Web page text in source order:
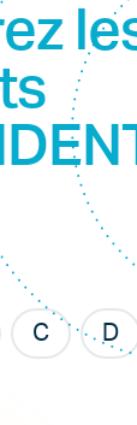
C D